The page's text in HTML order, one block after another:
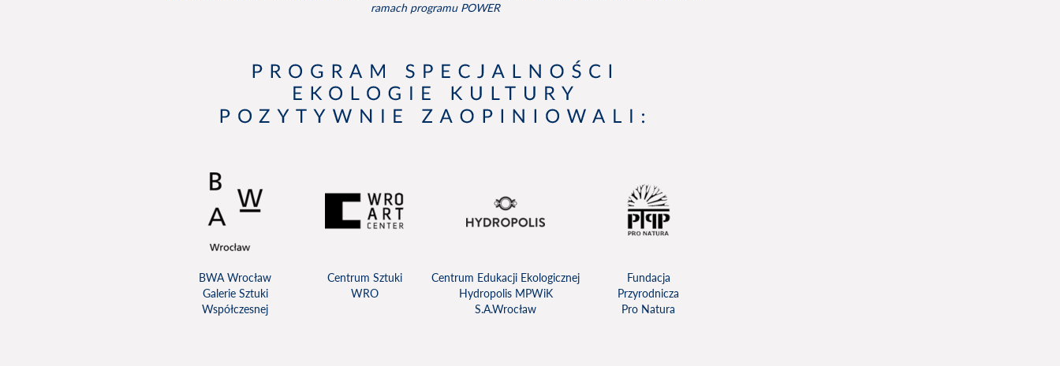
ramach programu POWER
BWA Wrocław
Galerie Sztuki
Współczesnej
Centrum Sztuki
WRO
Centrum Edukacji Ekologicznej
Hydropolis MPWiK
S.A.Wrocław
Fundacja
Przyrodnicza
Pro Natura